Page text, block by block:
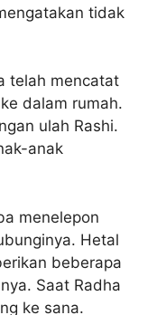
tidak
telah mencatat
dalam rumah.
ulah Rashi.
anak
menelepon
Hetal
beberapa
Saat Radha
ke sana.